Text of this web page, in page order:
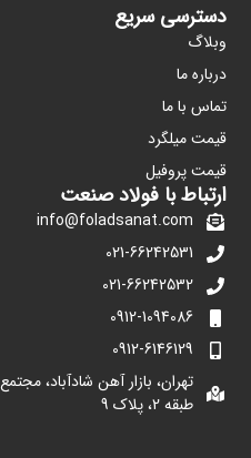
دسترسی سریع
وبلاگ
درباره ما
تماس با ما
قیمت میلگرد
قیمت پروفیل
ارتباط با فولاد صنعت
info@foladsanat.com
021-66242531
021-66242532
0912-1094086
0912-6146129
طبقه 2، پلاک 9